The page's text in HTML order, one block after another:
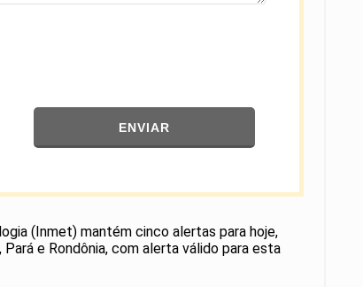
ENVIAR
(Inmet) mantém cinco alertas para hoje,
e Rondônia, com alerta válido para esta